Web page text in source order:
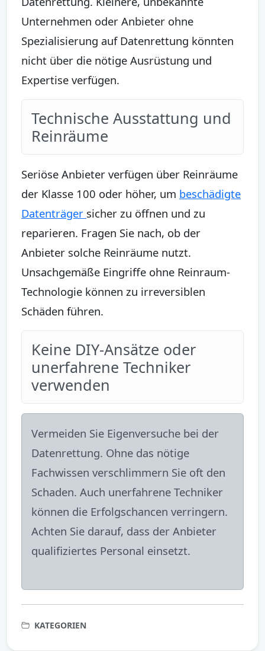
Unternehmen oder Anbieter ohne
Spezialisierung auf Datenrettung könnten
nicht über die nötige Ausrüstung und
Expertise verfügen.
Technische Ausstattung und
Reinräume
Seriöse Anbieter verfügen über Reinräume
der Klasse 100 oder höher, um beschädigte
Datenträger sicher zu öffnen und zu
reparieren. Fragen Sie nach, ob der
Anbieter solche Reinräume nutzt.
Unsachgemäße Eingriffe ohne Reinraum-
Technologie können zu irreversiblen
Schäden führen.
Keine DIY-Ansätze oder
unerfahrene Techniker
verwenden
Vermeiden Sie Eigenversuche bei der
Datenrettung. Ohne das nötige
Fachwissen verschlimmern Sie oft den
Schaden. Auch unerfahrene Techniker
können die Erfolgschancen verringern.
Achten Sie darauf, dass der Anbieter
qualifiziertes Personal einsetzt.
KATEGORIEN